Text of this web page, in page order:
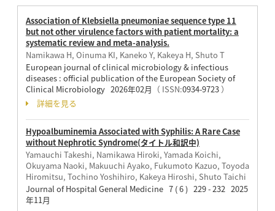
Association of Klebsiella pneumoniae sequence type 11
but not other virulence factors with patient mortality: a
systematic review and meta-analysis.
Namikawa H, Oinuma KI, Kaneko Y, Kakeya H, Shuto T
European journal of clinical microbiology & infectious
diseases : official publication of the European Society of
Clinical Microbiology 2026年02月 （ ISSN:0934-9723）
詳細を見る
Hypoalbuminemia Associated with Syphilis: A Rare Case
without Nephrotic Syndrome(タイトル和訳中)
Yamauchi Takeshi, Namikawa Hiroki, Yamada Koichi,
Okuyama Naoki, Makuuchi Ayako, Fukumoto Kazuo, Toyoda
Hiromitsu, Tochino Yoshihiro, Kakeya Hiroshi, Shuto Taichi
Journal of Hospital General Medicine 7 ( 6 ) 229 - 232 2025
年11月